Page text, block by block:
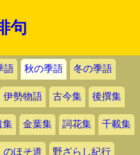
句
語 秋の季語 冬の季語
伊勢物語 古今集 後撰集
集 金葉集 詞花集 千載集
のほそ道 野ざらし紀行